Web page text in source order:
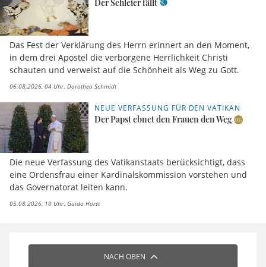
Der Schleier fällt
Das Fest der Verklärung des Herrn erinnert an den Moment,
in dem drei Apostel die verborgene Herrlichkeit Christi
schauten und verweist auf die Schönheit als Weg zu Gott.
06.08.2026, 04 Uhr Dorothea Schmidt
NEUE VERFASSUNG FÜR DEN VATIKAN
Der Papst ebnet den Frauen den Weg
Die neue Verfassung des Vatikanstaats berücksichtigt, dass
eine Ordensfrau einer Kardinalskommission vorstehen und
das Governatorat leiten kann.
05.08.2026, 10 Uhr Guido Horst
NACH OBEN